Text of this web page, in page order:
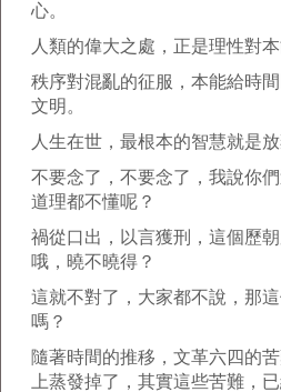
心。
人類的偉大之處，正是理性對本
秩序對混亂的征服，本能給時
文明。
人生在世，最根本的智慧就是
不要念了，不要念了，我說你
道理都不懂呢？
禍從口出，以言獲刑，這個歷
哦，曉不曉得？
這就不對了，大家都不說，那
嗎？
隨著時間的推移，文革六四的
上蒸發掉了，其實這些苦難，